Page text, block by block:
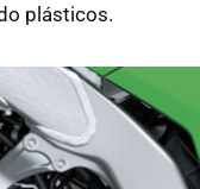
plásticos.